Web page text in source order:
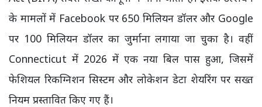
के मामलों में Facebook पर 650 मिलियन डॉलर और Google
पर 100 मिलियन डॉलर का जुर्माना लगाया जा चुका है। वहीं
Connecticut में 2026 में एक नया बिल पास हुआ, जिसमें
फेशियल रिकग्निशन सिस्टम और लोकेशन डेटा शेयरिंग पर सख्त
नियम प्रस्तावित किए गए हैं।